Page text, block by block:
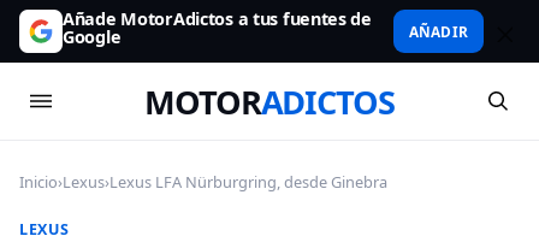
Añade MotorAdictos a tus fuentes de
Google AÑADIR
MOTORADICTOS
Inicio›Lexus›Lexus LFA Nürburgring, desde Ginebra
LEXUS